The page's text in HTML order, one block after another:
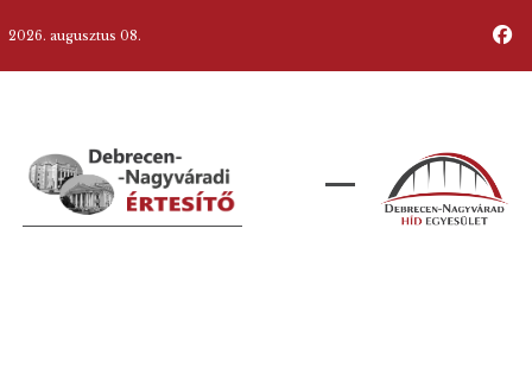
2026. augusztus 08.